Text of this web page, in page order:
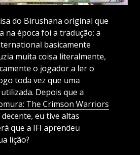
do Birushana original que
na época foi a tradução: a
basicamente
muita coisa literalmente,
o jogador a ler o
toda vez que uma
Depois que a
The Crimson Warriors
eu tive altas
que a IFI aprendeu
lição?